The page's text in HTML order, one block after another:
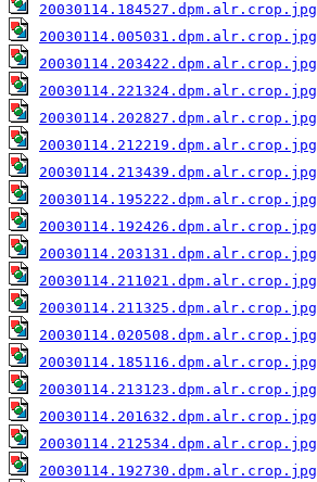
20030114.184527.dpm.alr.crop.jpg
20030114.005031.dpm.alr.crop.jpg
20030114.203422.dpm.alr.crop.jpg
20030114.221324.dpm.alr.crop.jpg
20030114.202827.dpm.alr.crop.jpg
20030114.212219.dpm.alr.crop.jpg
20030114.213439.dpm.alr.crop.jpg
20030114.195222.dpm.alr.crop.jpg
20030114.192426.dpm.alr.crop.jpg
20030114.203131.dpm.alr.crop.jpg
20030114.211021.dpm.alr.crop.jpg
20030114.211325.dpm.alr.crop.jpg
20030114.020508.dpm.alr.crop.jpg
20030114.185116.dpm.alr.crop.jpg
20030114.213123.dpm.alr.crop.jpg
20030114.201632.dpm.alr.crop.jpg
20030114.212534.dpm.alr.crop.jpg
20030114.192730.dpm.alr.crop.jpg